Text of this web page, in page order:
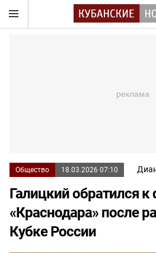
Общество 18.03.2026 07:10
Галицкий обратился
«Краснодара» после
Кубке России